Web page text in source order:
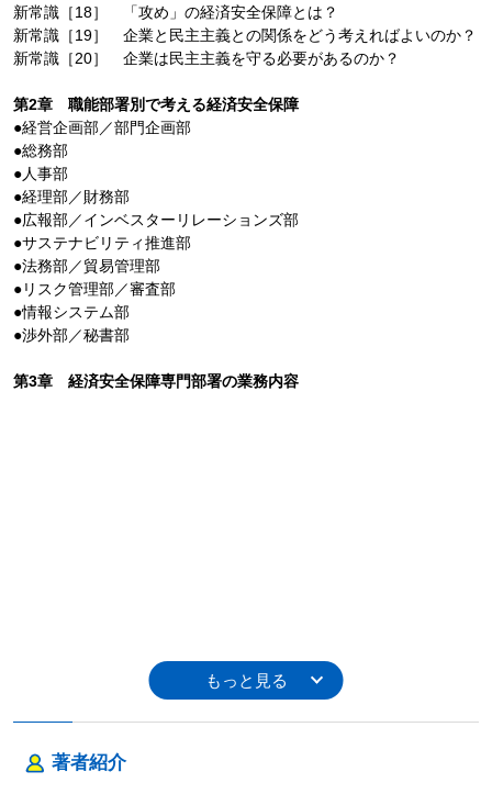
新常識［18］ 「攻め」の経済安全保障とは？
新常識［19］ 企業と民主主義との関係をどう考えればよいのか？
新常識［20］ 企業は民主主義を守る必要があるのか？
第2章 職能部署別で考える経済安全保障
●経営企画部／部門企画部
●総務部
●人事部
●経理部／財務部
●広報部／インベスターリレーションズ部
●サステナビリティ推進部
●法務部／貿易管理部
●リスク管理部／審査部
●情報システム部
●渉外部／秘書部
第3章 経済安全保障専門部署の業務内容
著者紹介